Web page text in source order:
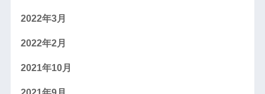
2022年3月
2022年2月
2021年10月